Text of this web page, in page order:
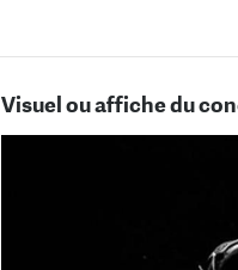
Visuel ou affiche du